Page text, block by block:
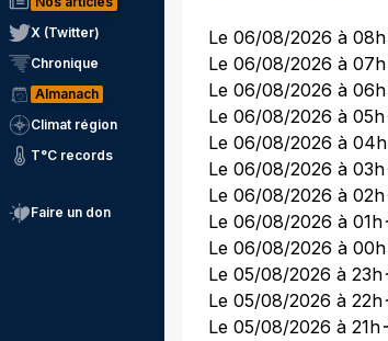
X (Twitter)
Chronique
Almanach
Climat région
T°C records
Faire un don
Le 06/08/2026 à 08h
Le 06/08/2026 à 07h
Le 06/08/2026 à 06h
Le 06/08/2026 à 05h
Le 06/08/2026 à 04h
Le 06/08/2026 à 03h
Le 06/08/2026 à 02h
Le 06/08/2026 à 01h
Le 06/08/2026 à 00h
Le 05/08/2026 à 23h
Le 05/08/2026 à 22h
Le 05/08/2026 à 21h